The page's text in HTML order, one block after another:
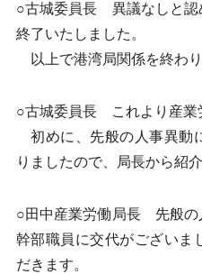
○古城委員長 異議なしと認
終了いたしました。
以上で港湾局関係を終わり
○古城委員長 これより産業
初めに、先般の人事異動
りましたので、局長から紹
○田中産業労働局長 先般の
幹部職員に交代がございま
だきます。